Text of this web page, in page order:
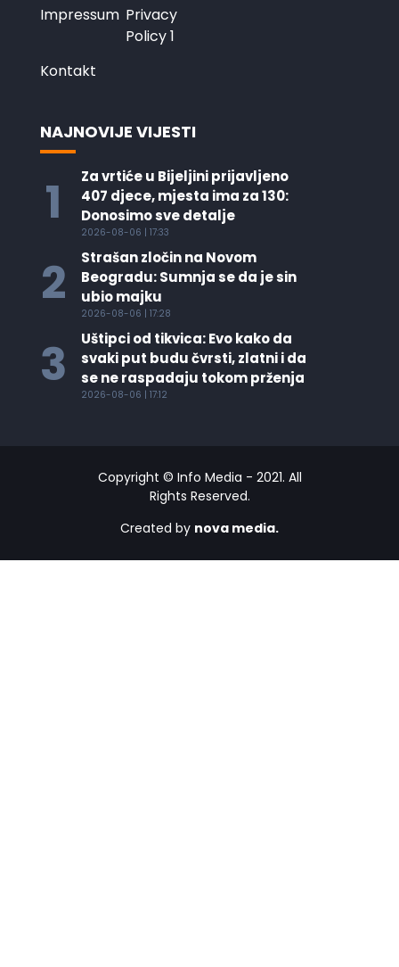
Impressum Privacy
Policy 1
Kontakt
NAJNOVIJE VIJESTI
1
Za vrtiće u Bijeljini prijavljeno
407 djece, mjesta ima za 130:
Donosimo sve detalje
2026-08-06 | 17:33
2
Strašan zločin na Novom
Beogradu: Sumnja se da je sin
ubio majku
2026-08-06 | 17:28
3
Uštipci od tikvica: Evo kako da
svaki put budu čvrsti, zlatni i da
se ne raspadaju tokom prženja
2026-08-06 | 17:12
Copyright © Info Media - 2021. All
Rights Reserved.
Created by nova media.